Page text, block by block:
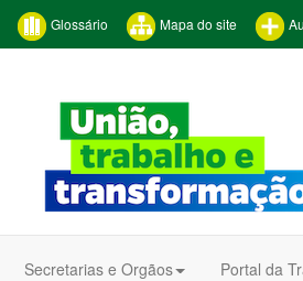
Glossário Mapa do site
Secretarias e Orgãos Portal da